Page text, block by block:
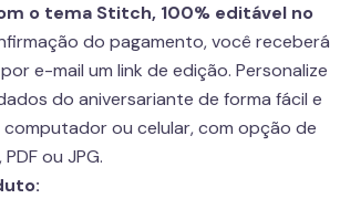
o tema Stitch, 100% editável no
do pagamento, você receberá
e-mail um link de edição. Personalize
do aniversariante de forma fácil e
computador ou celular, com opção de
ou JPG.